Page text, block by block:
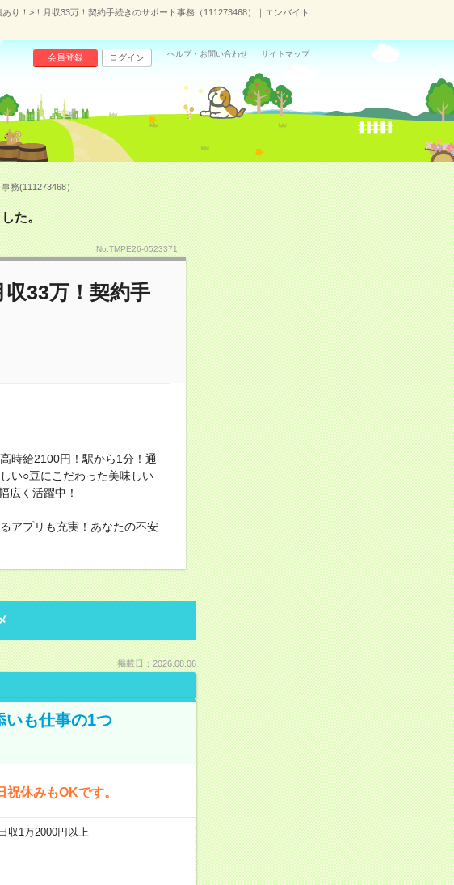
り！>！月収33万！契約手続きのサポート事務（111273468）｜エンバイト
会員登録 ログイン ヘルプ・お問い合わせ サイトマップ
務(111273468）
た。
No.TMPE26-0523371
33万！契約手
時給2100円！駅から1分！通
い○豆にこだわった美味しい
広く活躍中！
アプリも充実！あなたの不安
掲載日：2026.08.06
いも仕事の1つ
休みもOKです。
1万2000円以上